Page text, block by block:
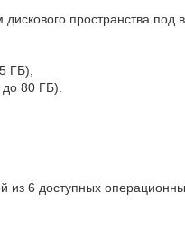
пространства под
ГБ);
80 ГБ).
из 6 доступных